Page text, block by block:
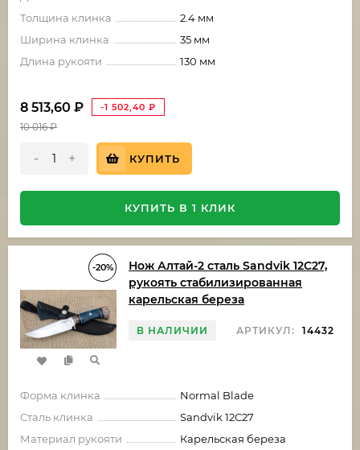
Толщина клинка
2.4 мм
Ширина клинка
35 мм
Длина рукояти
130 мм
8 513,60 ₽ -1 502,40 ₽
10 016₽
- + КУПИТЬ
КУПИТЬ В 1 КЛИК
-20%
Нож Алтай-2 сталь Sandvik 12C27,
рукоять стабилизированная
карельская береза
В НАЛИЧИИ АРТИКУЛ: 14432
Форма клинка
Normal Blade
Сталь клинка
Sandvik 12C27
Материал рукояти
Карельская береза